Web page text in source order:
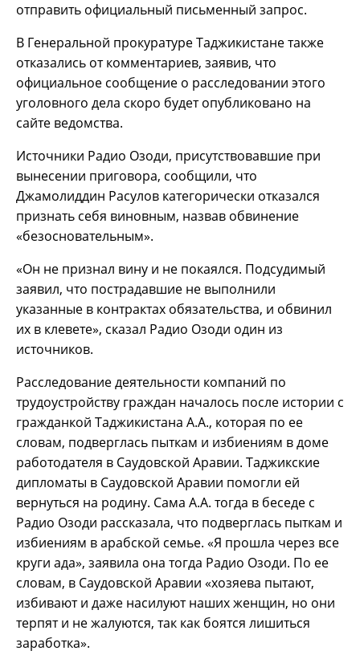
отправить официальный письменный запрос.
В Генеральной прокуратуре Таджикистане также
отказались от комментариев, заявив, что
официальное сообщение о расследовании этого
уголовного дела скоро будет опубликовано на
сайте ведомства.
Источники Радио Озоди, присутствовавшие при
вынесении приговора, сообщили, что
Джамолиддин Расулов категорически отказался
признать себя виновным, назвав обвинение
«безосновательным».
«Он не признал вину и не покаялся. Подсудимый
заявил, что пострадавшие не выполнили
указанные в контрактах обязательства, и обвинил
их в клевете», сказал Радио Озоди один из
источников.
Расследование деятельности компаний по
трудоустройству граждан началось после истории с
гражданкой Таджикистана А.А., которая по ее
словам, подверглась пыткам и избиениям в доме
работодателя в Саудовской Аравии. Таджикские
дипломаты в Саудовской Аравии помогли ей
вернуться на родину. Сама А.А. тогда в беседе с
Радио Озоди рассказала, что подверглась пыткам и
избиениям в арабской семье. «Я прошла через все
круги ада», заявила она тогда Радио Озоди. По ее
словам, в Саудовской Аравии «хозяева пытают,
избивают и даже насилуют наших женщин, но они
терпят и не жалуются, так как боятся лишиться
заработка».